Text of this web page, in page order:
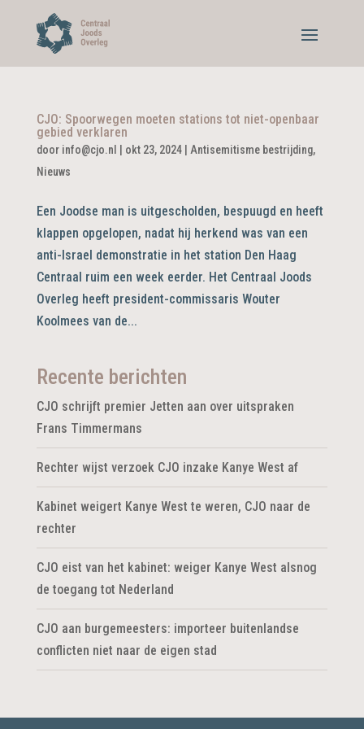
CJO: Spoorwegen moeten stations tot niet-openbaar
gebied verklaren
door info@cjo.nl | okt 23, 2024| Antisemitisme bestrijding,
Nieuws
Een Joodse man is uitgescholden, bespuugd en heeft
klappen opgelopen, nadat hij herkend was van een
anti-Israel demonstratie in het station Den Haag
Centraal ruim een week eerder. Het Centraal Joods
Overleg heeft president-commissaris Wouter
Koolmees van de...
Recente berichten
CJO schrijft premier Jetten aan over uitspraken
Frans Timmermans
Rechter wijst verzoek CJO inzake Kanye West af
Kabinet weigert Kanye West te weren, CJO naar de
rechter
CJO eist van het kabinet: weiger Kanye West alsnog
de toegang tot Nederland
CJO aan burgemeesters: importeer buitenlandse
conflicten niet naar de eigen stad